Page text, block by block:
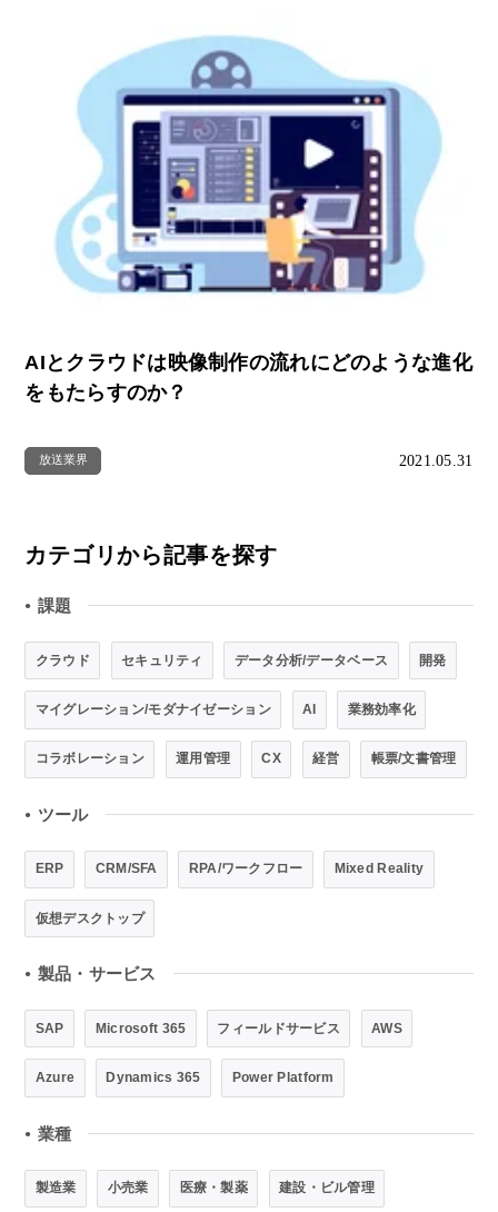
AIとクラウドは映像制作の流れにどのような進化
をもたらすのか？
放送業界 2021.05.31
カテゴリから記事を探す
● 課題
クラウド セキュリティ データ分析/データベース 開発
マイグレーション/モダナイゼーション AI 業務効率化
コラボレーション 運用管理 CX 経営 帳票/文書管理
● ツール
ERP CRM/SFA RPA/ワークフロー Mixed Reality
仮想デスクトップ
● 製品・サービス
SAP Microsoft 365 フィールドサービス AWS
Azure Dynamics 365 Power Platform
● 業種
製造業 小売業 医療・製薬 建設・ビル管理